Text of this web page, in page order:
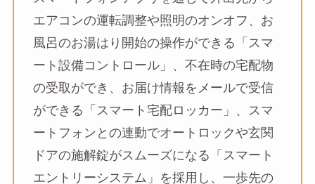
エアコンの運転調整や照明のオンオフ、お
風呂のお湯はり開始の操作ができる「スマ
ート設備コントロール」、不在時の宅配物
の受取ができ、お届け情報をメールで受信
ができる「スマート宅配ロッカー」、スマ
ートフォンとの連動でオートロックや玄関
ドアの施解錠がスムーズになる「スマート
エントリーシステム」を採用し、一歩先の